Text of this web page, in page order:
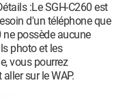
:Le SGH-C260 est
d'un téléphone que
ne possède aucune
photo et les
vous pourrez
sur le WAP.